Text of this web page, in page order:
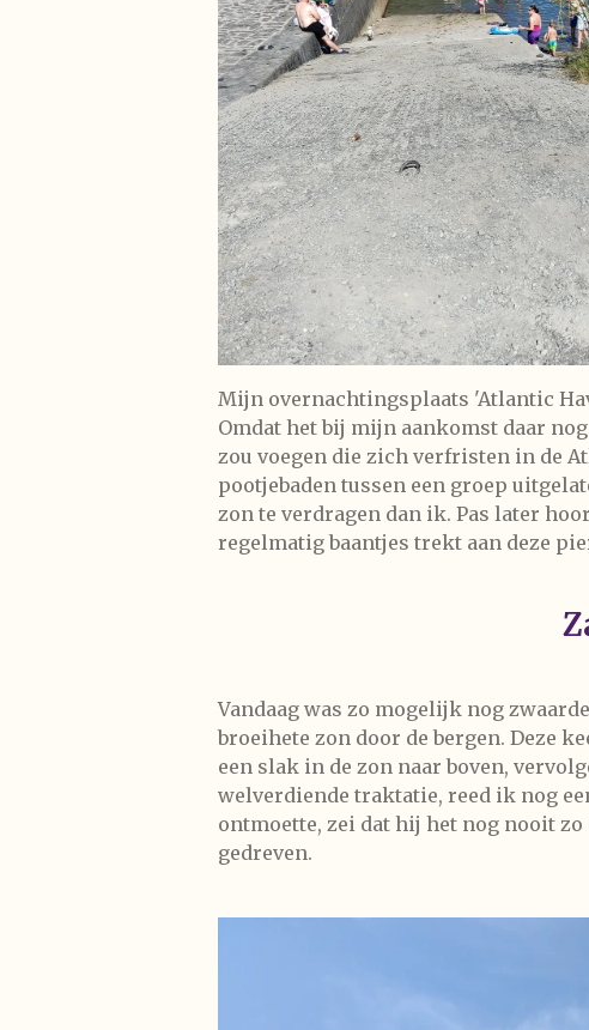
Mijn overnachtingsplaats 'Atlantic
Omdat het bij mijn aankomst daar
zou voegen die zich verfristen in de
pootjebaden tussen een groep
zon te verdragen dan ik. Pas later
regelmatig baantjes trekt aan deze
Vandaag was zo mogelijk nog
broeihete zon door de bergen. Deze
een slak in de zon naar boven,
welverdiende traktatie, reed ik nog
ontmoette, zei dat hij het nog nooit
gedreven.